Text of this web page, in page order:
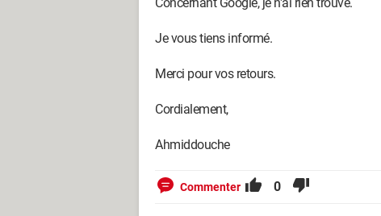
Je vous tiens informé.
Merci pour vos retours.
Cordialement,
Ahmiddouche
Commenter 0